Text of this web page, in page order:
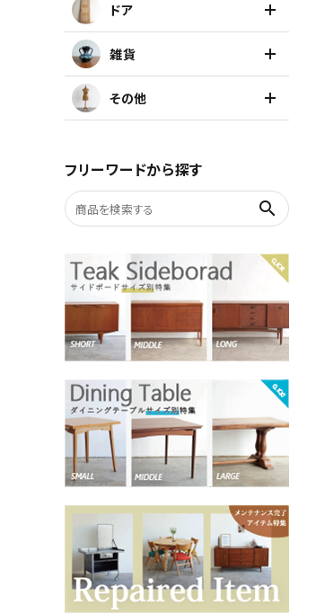
ソファ
照明
雑貨
お気に入りリスト
デザイナーまとめ
メンテナンスについて
ギャラリー・シーン
ドア
雑貨
その他
フリーワードから探す
search